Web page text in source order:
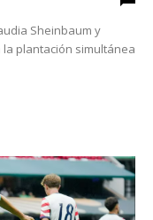
Sheinbaum y
la plantación simultánea